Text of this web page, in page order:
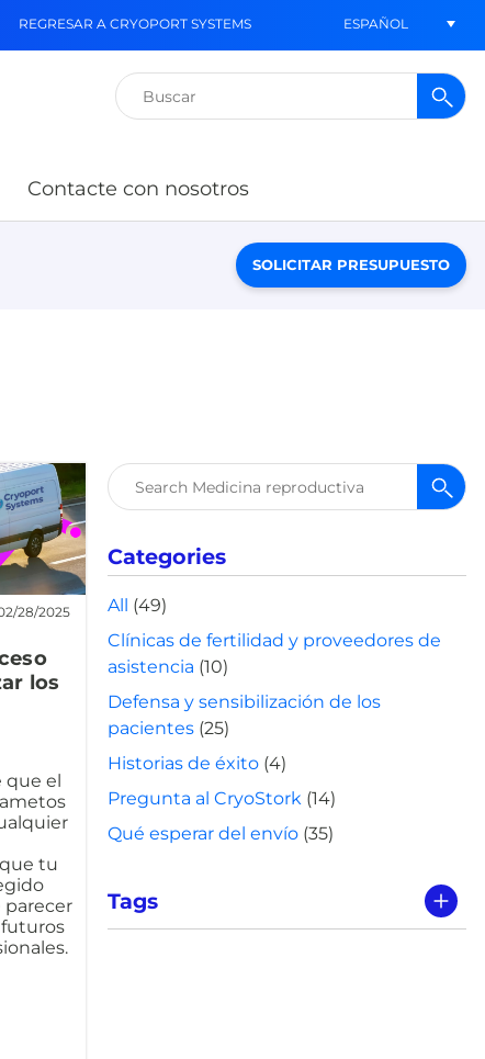
REGRESAR A CRYOPORT SYSTEMS ESPAÑOL
Buscar:
Contacte con nosotros
SOLICITAR PRESUPUESTO
28/2025
los
que el
tu
parecer
Buscar:
Categories
All (49)
Clínicas de fertilidad y proveedores de
asistencia (10)
Defensa y sensibilización de los
pacientes(25)
Historias de éxito(4)
Pregunta al CryoStork(14)
Qué esperar del envío(35)
Tags